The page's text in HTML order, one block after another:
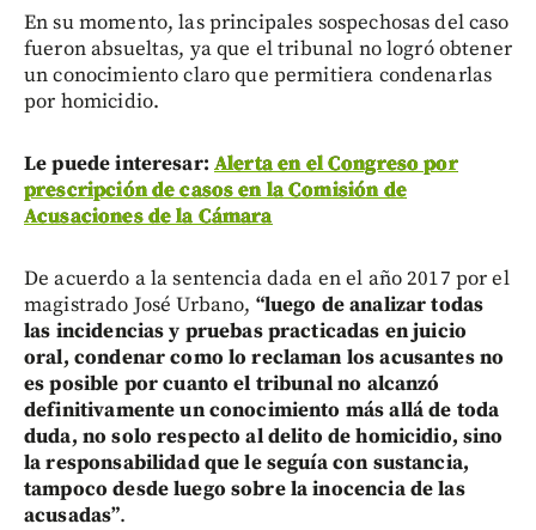
En su momento, las principales sospechosas del caso
fueron absueltas, ya que el tribunal no logró obtener
un conocimiento claro que permitiera condenarlas
por homicidio.
Le puede interesar: Alerta en el Congreso por
prescripción de casos en la Comisión de
Acusaciones de la Cámara
De acuerdo a la sentencia dada en el año 2017 por el
magistrado José Urbano, “luego de analizar todas
las incidencias y pruebas practicadas en juicio
oral, condenar como lo reclaman los acusantes no
es posible por cuanto el tribunal no alcanzó
definitivamente un conocimiento más allá de toda
duda, no solo respecto al delito de homicidio, sino
la responsabilidad que le seguía con sustancia,
tampoco desde luego sobre la inocencia de las
acusadas”.